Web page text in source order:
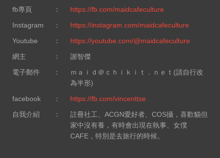
fb專頁 ：
https://fb.com/maidcafeculture
Instagram
：
https://instagram.com/maidcafeculture
Youtube
：
https://youtube.com/@maidcafeculture
網主
：
謝智傑
電子郵件
：
ｍａｉｄ＠ｃｈｉｋｉｔ．ｎｅｔ(請自行改
為半形)
facebook
：
https://fb.com/vincenttse
自我介紹
：
註冊社工、ACGN愛好者、COS攝，喜歡貓但
家中沒有養，有時會出現在執事、女僕
CAFE，特別是去旅行的時候。